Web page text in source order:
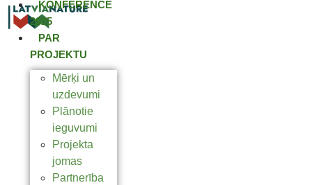
KONFERENCE
2025
PAR
PROJEKTU
Mērķi un
uzdevumi
Plānotie
ieguvumi
Projekta
jomas
Partnerība